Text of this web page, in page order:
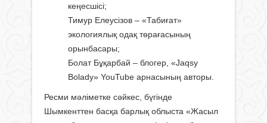
кеңесшісі;
Тимур Елеусізов – «Табиғат»
экологиялық одақ төрағасының
орынбасары;
Болат Бұқарбай – блогер, «Jaqsy
Bolady» YouTube арнасының авторы.
Ресми мәліметке сәйкес, бүгінде
Шымкенттен басқа барлық облыста «Жасыл